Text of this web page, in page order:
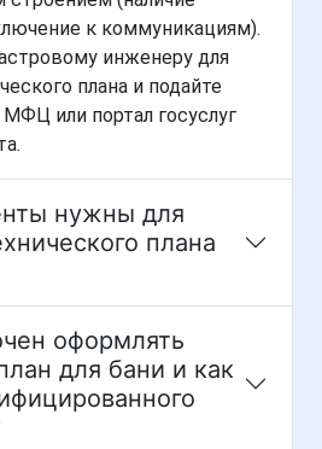
к коммуникациям).
инженеру для
плана и подайте
или портал госуслуг
нужны для
плана
оформлять
для бани и как